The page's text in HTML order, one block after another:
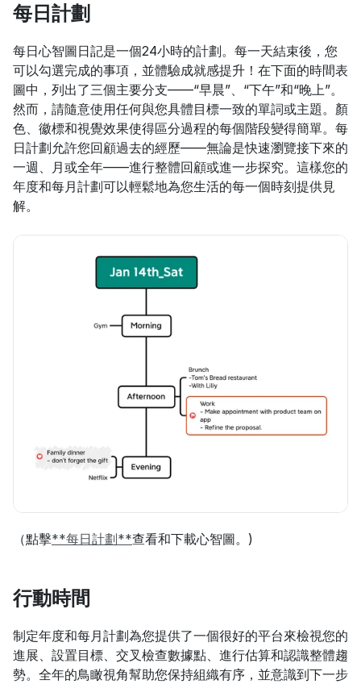
每日計劃
每日心智圖日記是一個24小時的計劃。每一天結束後，您
可以勾選完成的事項，並體驗成就感提升！在下面的時間表
圖中，列出了三個主要分支——“早晨”、“下午”和“晚上”。
然而，請隨意使用任何與您具體目標一致的單詞或主題。顏
色、徽標和視覺效果使得區分過程的每個階段變得簡單。每
日計劃允許您回顧過去的經歷——無論是快速瀏覽接下來的
一週、月或全年——進行整體回顧或進一步探究。這樣您的
年度和每月計劃可以輕鬆地為您生活的每一個時刻提供見
解。
（點擊**每日計劃**查看和下載心智圖。)
行動時間
制定年度和每月計劃為您提供了一個很好的平台來檢視您的
進展、設置目標、交叉檢查數據點、進行估算和認識整體趨
勢。全年的鳥瞰視角幫助您保持組織有序，並意識到下一步